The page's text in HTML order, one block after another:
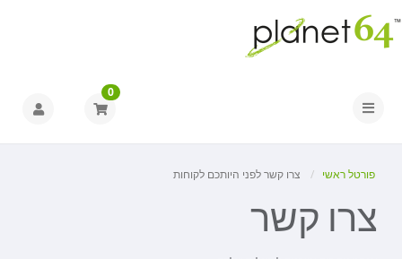
הפעלת ניווט
0
פורטל ראשי צרו קשר לפני היותכם לקוחות
צרו קשר